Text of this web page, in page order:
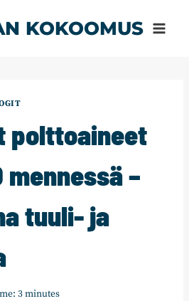
KOKOOMUS
polttoaineet
–
tuuli- ja
3minutes